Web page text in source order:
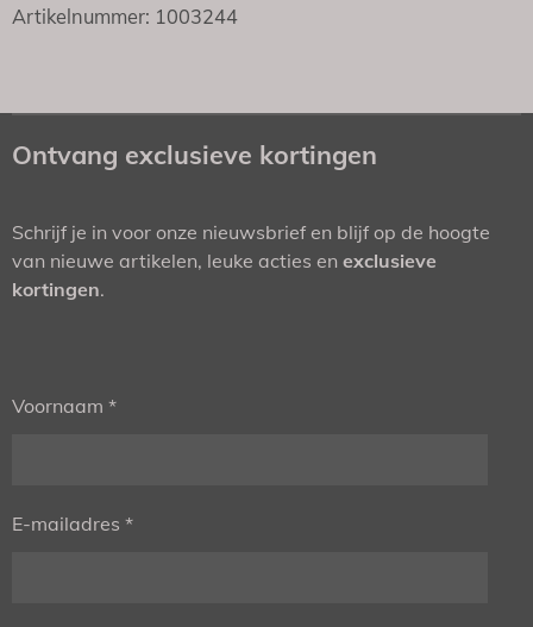
Artikelnummer: 1003244
Ontvang exclusieve kortingen
Schrijf je in voor onze nieuwsbrief en blijf op de hoogte
van nieuwe artikelen, leuke acties en exclusieve
kortingen.
Voornaam *
E-mailadres *